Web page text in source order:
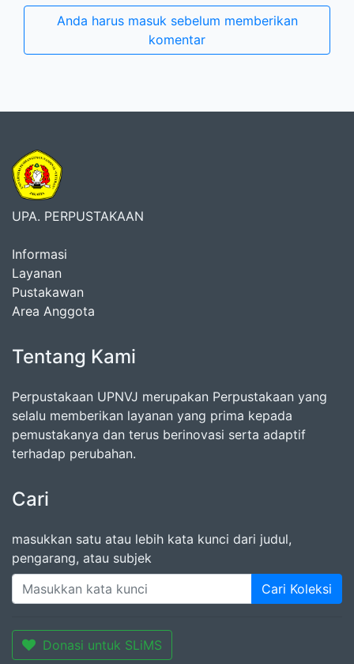
Anda harus masuk sebelum memberikan
komentar
UPA. PERPUSTAKAAN
Informasi
Layanan
Pustakawan
Area Anggota
Tentang Kami
Perpustakaan UPNVJ merupakan Perpustakaan yang
selalu memberikan layanan yang prima kepada
pemustakanya dan terus berinovasi serta adaptif
terhadap perubahan.
Cari
masukkan satu atau lebih kata kunci dari judul,
pengarang, atau subjek
Cari Koleksi
Donasi untuk SLiMS